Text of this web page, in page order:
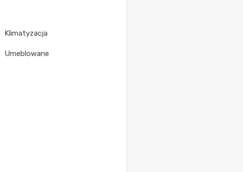
Klimatyzacja
Umeblowane